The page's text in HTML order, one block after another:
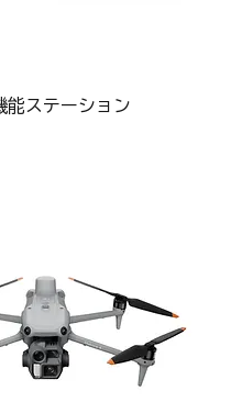
ステーション